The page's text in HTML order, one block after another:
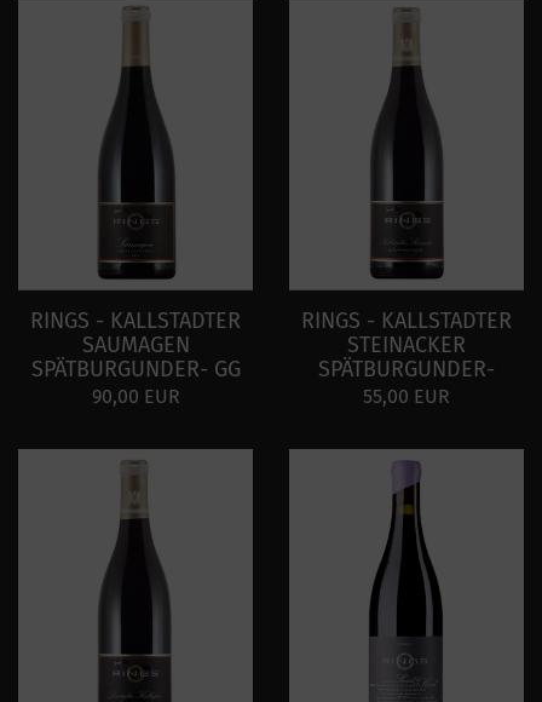
RINGS - KALLSTADTER
SAUMAGEN
SPÄTBURGUNDER- GG
90,00 EUR
RINGS - KALLSTADTER
STEINACKER
SPÄTBURGUNDER-
55,00 EUR